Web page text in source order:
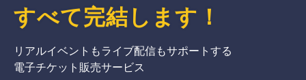
すべて完結 します ！
リアルイベントもライブ配信もサポートする
電子チケット販売サービス